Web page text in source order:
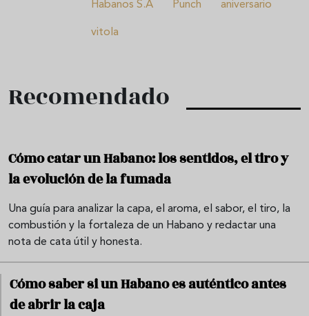
Habanos S.A Punch aniversario
vitola
Recomendado
Cómo catar un Habano: los sentidos, el tiro y
la evolución de la fumada
Una guía para analizar la capa, el aroma, el sabor, el tiro, la
combustión y la fortaleza de un Habano y redactar una
nota de cata útil y honesta.
Cómo saber si un Habano es auténtico antes
de abrir la caja